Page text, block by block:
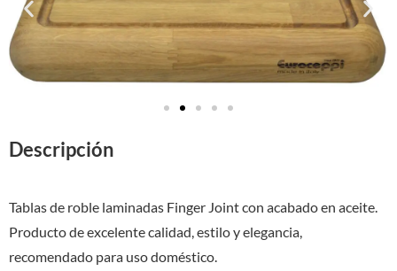
Descripción
Tablas de roble laminadas Finger Joint con acabado en aceite.
Producto de excelente calidad, estilo y elegancia,
recomendado para uso doméstico.